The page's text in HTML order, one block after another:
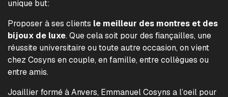
unique but:
Proposer à ses clients le meilleur des montres et des
bijoux de luxe. Que cela soit pour des fiançailles, une
réussite universitaire ou toute autre occasion, on vient
chez Cosyns en couple, en famille, entre collègues ou
entre amis.
Joaillier formé à Anvers, Emmanuel Cosyns a l’oeil pour